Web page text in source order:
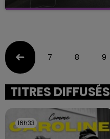
7 8 9
TITRES DIFFUSÉS
16h33
16h33